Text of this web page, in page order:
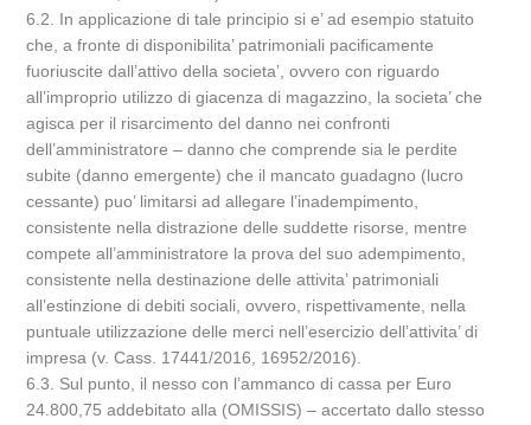
6.2. In applicazione di tale principio si e’ ad esempio statuito
che, a fronte di disponibilita’ patrimoniali pacificamente
fuoriuscite dall’attivo della societa’, ovvero con riguardo
all’improprio utilizzo di giacenza di magazzino, la societa’ che
agisca per il risarcimento del danno nei confronti
dell’amministratore – danno che comprende sia le perdite
subite (danno emergente) che il mancato guadagno (lucro
cessante) puo’ limitarsi ad allegare l’inadempimento,
consistente nella distrazione delle suddette risorse, mentre
compete all’amministratore la prova del suo adempimento,
consistente nella destinazione delle attivita’ patrimoniali
all’estinzione di debiti sociali, ovvero, rispettivamente, nella
puntuale utilizzazione delle merci nell’esercizio dell’attivita’ di
impresa (v. Cass. 17441/2016, 16952/2016).
6.3. Sul punto, il nesso con l’ammanco di cassa per Euro
24.800,75 addebitato alla (OMISSIS) – accertato dallo stesso